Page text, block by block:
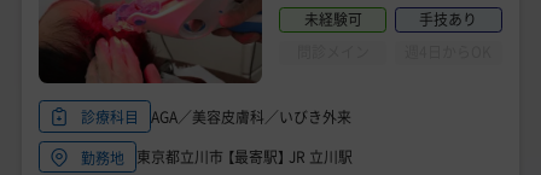
未経験可
手技あり
診療科目
AGA／美容皮膚科／いびき外来
勤務地
東京都立川市 【最寄駅】 JR 立川駅